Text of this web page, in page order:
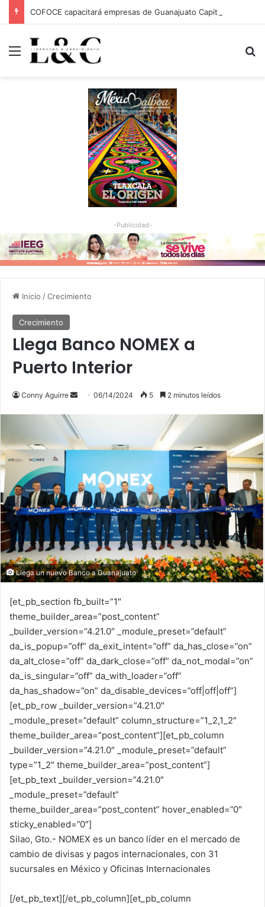
Menu
-Publicidad-
Inicio /Crecimiento
Crecimiento
Llega Banco NOMEX a
Puerto Interior
Conny Aguirre
d
a
e
m
a
06/14/2024 5 2 minutos leídos
Llega un nuevo Banco a Guanajuato
[et_pb_section fb_built=”1″
theme_builder_area=”post_content”
_builder_version=”4.21.0″ _module_preset=”default”
da_is_popup=”off” da_exit_intent=”off” da_has_close=”on”
da_alt_close=”off” da_dark_close=”off” da_not_modal=”on”
da_is_singular=”off” da_with_loader=”off”
da_has_shadow=”on” da_disable_devices=”off|off|off”]
[et_pb_row _builder_version=”4.21.0″
_module_preset=”default” column_structure=”1_2,1_2″
theme_builder_area=”post_content”][et_pb_column
_builder_version=”4.21.0″ _module_preset=”default”
type=”1_2″ theme_builder_area=”post_content”]
[et_pb_text _builder_version=”4.21.0″
_module_preset=”default”
theme_builder_area=”post_content” hover_enabled=”0″
sticky_enabled=”0″]
Silao, Gto.- NOMEX es un banco líder en el mercado de
cambio de divisas y pagos internacionales, con 31
sucursales en México y Oficinas Internacionales
[/et_pb_text][/et_pb_column][et_pb_column